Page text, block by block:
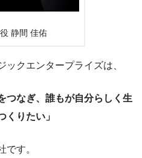
静間 佳佑
クエンタープライズは、
つなぎ、誰もが自分らしく生
くりたい」
です。